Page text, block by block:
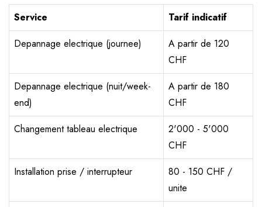
Service
Tarif indicatif
Depannage electrique (journee)
A partir de 120
CHF
Depannage electrique (nuit/week-
end)
A partir de 180
CHF
Changement tableau electrique
2'000 - 5'000
CHF
Installation prise / interrupteur
80 - 150 CHF /
unite